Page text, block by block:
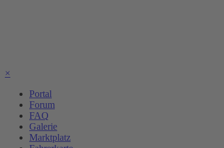
×
Portal
Forum
FAQ
Galerie
Marktplatz